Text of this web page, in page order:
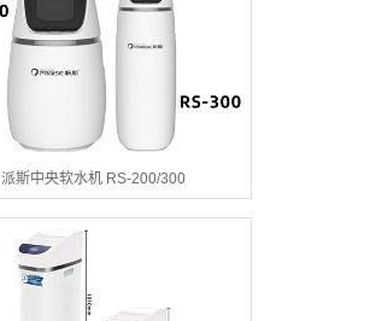
派斯中央软水机 RS-200/300